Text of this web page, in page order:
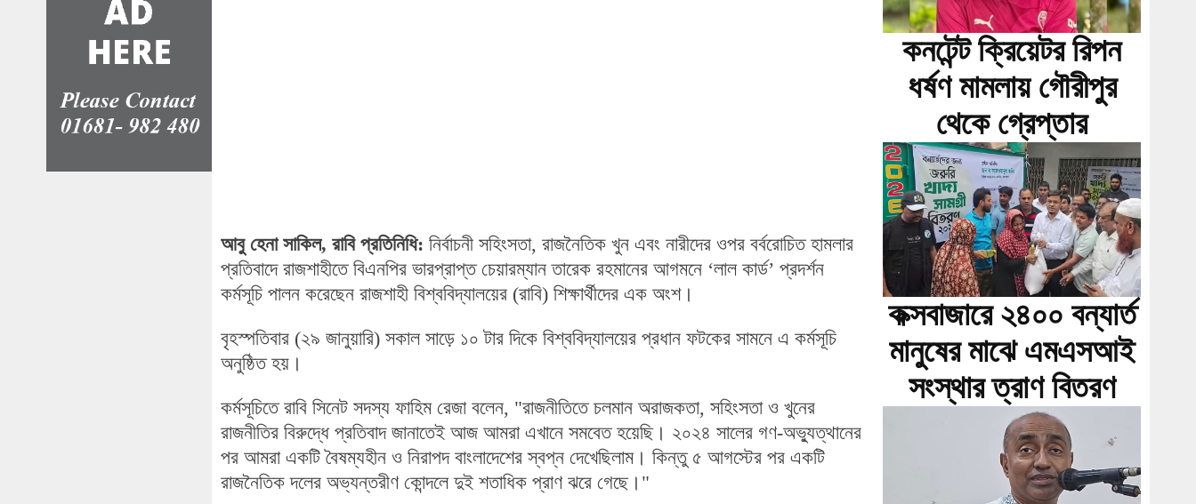
আবু হেনা সাকিল, রাবি প্রতিনিধি: নির্বাচনী সহিংসতা, রাজনৈতিক খুন এবং নারীদের ওপর বর্বরোচিত হামলার
প্রতিবাদে রাজশাহীতে বিএনপির ভারপ্রাপ্ত চেয়ারম্যান তারেক রহমানের আগমনে ‘লাল কার্ড’ প্রদর্শন
কর্মসূচি পালন করেছেন রাজশাহী বিশ্ববিদ্যালয়ের (রাবি) শিক্ষার্থীদের এক অংশ।
বৃহস্পতিবার (২৯ জানুয়ারি) সকাল সাড়ে ১০ টার দিকে বিশ্ববিদ্যালয়ের প্রধান ফটকের সামনে এ কর্মসূচি
অনুষ্ঠিত হয়।
কর্মসূচিতে রাবি সিনেট সদস্য ফাহিম রেজা বলেন, "রাজনীতিতে চলমান অরাজকতা, সহিংসতা ও খুনের
রাজনীতির বিরুদ্ধে প্রতিবাদ জানাতেই আজ আমরা এখানে সমবেত হয়েছি। ২০২৪ সালের গণ-অভ্যুত্থানের
পর আমরা একটি বৈষম্যহীন ও নিরাপদ বাংলাদেশের স্বপ্ন দেখেছিলাম। কিন্তু ৫ আগস্টের পর একটি
রাজনৈতিক দলের অভ্যন্তরীণ কোন্দলে দুই শতাধিক প্রাণ ঝরে গেছে।"
কনটেন্ট ক্রিয়েটর রিপন
ধর্ষণ মামলায় গৌরীপুর
থেকে গ্রেপ্তার
কক্সবাজারে ২৪০০ বন্যার্ত
মানুষের মাঝে এমএসআই
সংস্থার ত্রাণ বিতরণ